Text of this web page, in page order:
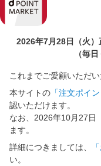
2026年7月28日（火）
（毎
これまでご愛顧いただ
本サイトの 「注文ポイン
認いただけます。
なお、2026年10月27日
ます。
詳細につきましては、
い。